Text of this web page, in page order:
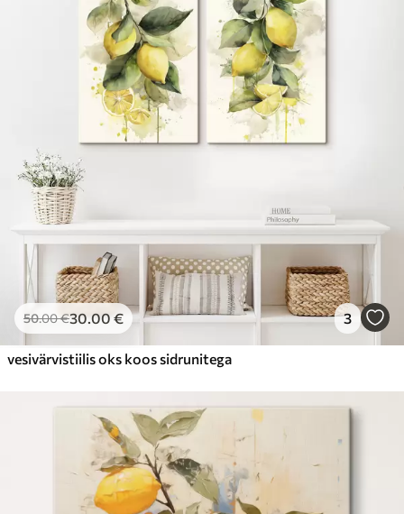
50.00€30.00 € 3
vesivärvistiilis oks koos sidrunitega